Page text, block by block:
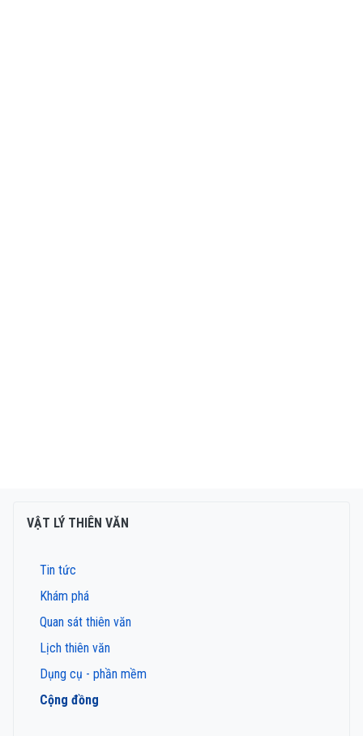
VẬT LÝ THIÊN VĂN
Tin tức
Khám phá
Quan sát thiên văn
Lịch thiên văn
Dụng cụ - phần mềm
Cộng đồng